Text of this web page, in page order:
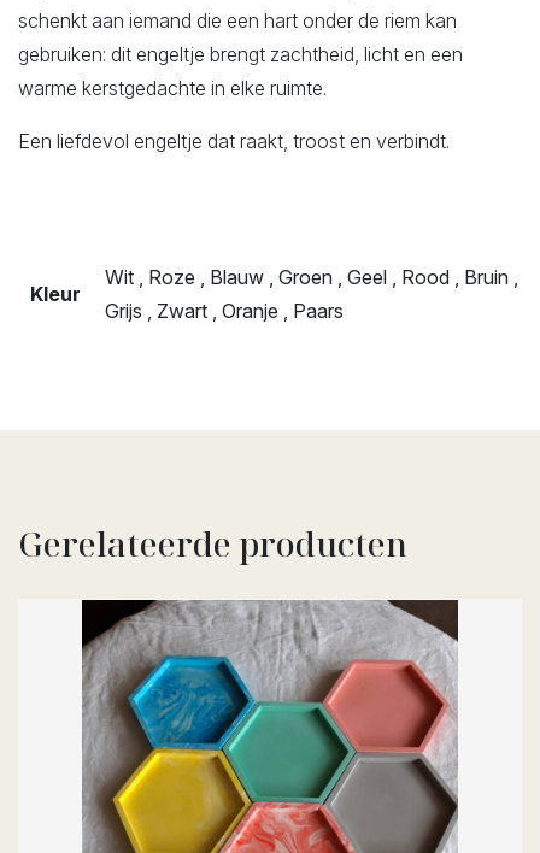
schenkt aan iemand die een hart onder de riem kan
gebruiken: dit engeltje brengt zachtheid, licht en een
warme kerstgedachte in elke ruimte.
Een liefdevol engeltje dat raakt, troost en verbindt.
Kleur
Wit , Roze , Blauw , Groen , Geel , Rood , Bruin ,
Grijs , Zwart , Oranje , Paars
Gerelateerde producten